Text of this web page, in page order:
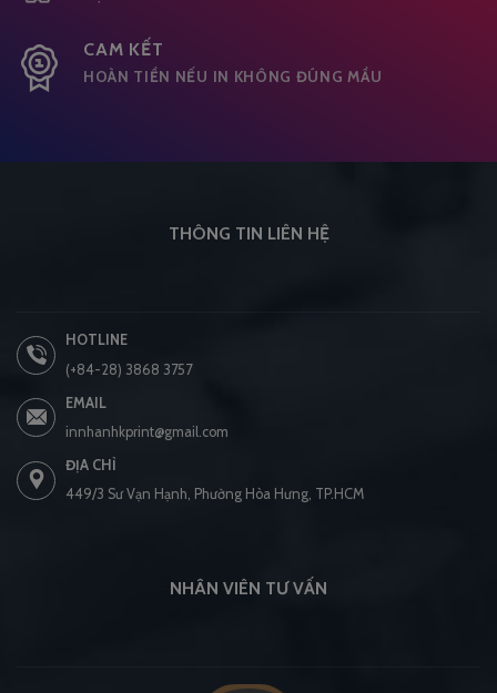
CAM KẾT
HOÀN TIỀN NẾU IN KHÔNG ĐÚNG MẦU
THÔNG TIN LIÊN HỆ
HOTLINE
(+84-28) 3868 3757
EMAIL
innhanhkprint@gmail.com
ĐỊA CHỈ
449/3 Sư Vạn Hạnh, Phường Hòa Hưng, TP.HCM
NHÂN VIÊN TƯ VẤN